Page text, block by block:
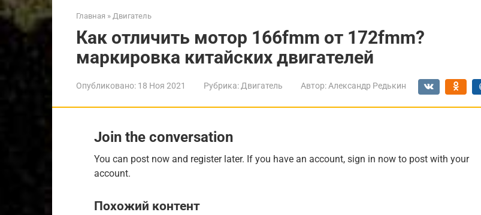
Главная » Двигатель
Как отличить мотор 166fmm от 172fmm?
маркировка китайских двигателей
Опубликовано: 18 Ноя 2021 Рубрика: Двигатель Автор: Александр Редькин
Join the conversation
You can post now and register later. If you have an account, sign in now to post with your
account.
Похожий контент